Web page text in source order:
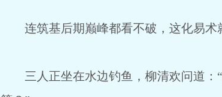
连筑基后期巅峰都看不破，这化易术
三人正坐在水边钓鱼，柳清欢问道：“